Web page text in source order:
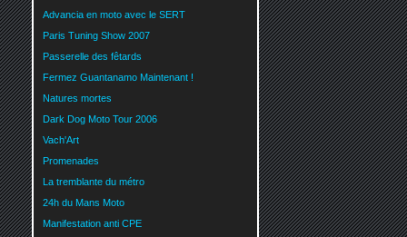
Advancia en moto avec le SERT
Paris Tuning Show 2007
Passerelle des fêtards
Fermez Guantanamo Maintenant !
Natures mortes
Dark Dog Moto Tour 2006
Vach'Art
Promenades
La tremblante du métro
24h du Mans Moto
Manifestation anti CPE